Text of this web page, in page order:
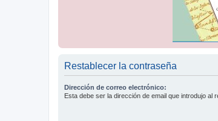
Restablecer la contraseña
Dirección de correo electrónico:
Esta debe ser la dirección de email que introdujo al